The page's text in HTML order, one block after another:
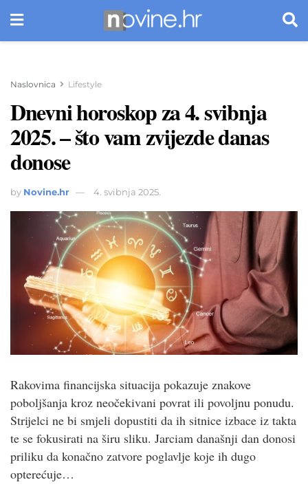
Naslovnica Lifestyle
Dnevni horoskop za 4. svibnja
2025. – što vam zvijezde danas
donose
by Novine.hr 4. svibnja 2025.
Rakovima financijska situacija pokazuje znakove
poboljšanja kroz neočekivani povrat ili povoljnu ponudu.
Strijelci ne bi smjeli dopustiti da ih sitnice izbace iz takta
te se fokusirati na širu sliku. Jarciam današnji dan donosi
priliku da konačno zatvore poglavlje koje ih dugo
opterećuje…